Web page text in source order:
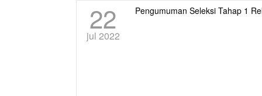
22
jul 2022
Pengumuman Seleksi Tahap 1